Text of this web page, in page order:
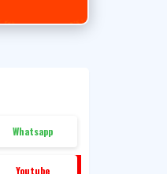
Whatsapp
Youtube